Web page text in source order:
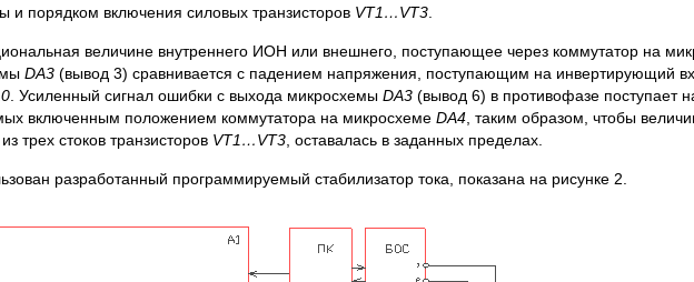
и порядком включения силовых транзисторов VT1…VT3
величине внутреннего ИОН или внешнего, поступающее через коммутатор на
DA3 (вывод 3) сравнивается с падением напряжения, поступающим на инвертирующий
. Усиленный сигнал ошибки с выхода микросхемы DA3 (вывод 6) в противофазе поступает
включенным положением коммутатора на микросхеме DA4 , таким образом, чтобы
трех стоков транзисторов VT1…VT3 , оставалась в заданных пределах.
разработанный программируемый стабилизатор тока, показана на рисунке 2.